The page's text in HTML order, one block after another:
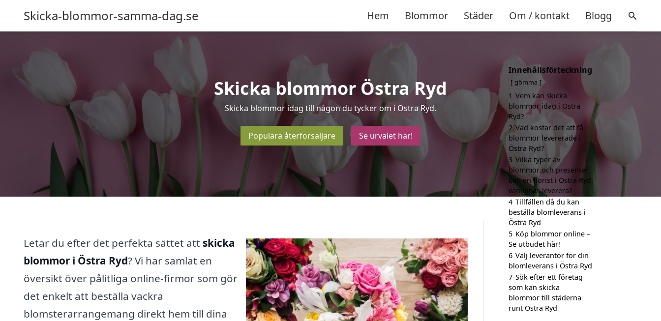
Skicka-blommor-samma-dag.se Hem Blommor Städer Om / kontakt Blogg
Skicka blommor Östra Ryd
Skicka blommor idag till någon du tycker om i Östra Ryd.
Populära återförsäljare Se urvalet här!
Letar du efter det perfekta sättet att skicka
blommor i Östra Ryd? Vi har samlat en
översikt över pålitliga online-firmor som gör
det enkelt att beställa vackra
blomsterarrangemang direkt hem till dina
Innehållsförteckning
gömma
1 Vem kan skicka
blommor idag i Östra
Ryd?
2 Vad kostar det att få
blommor levererade i
Östra Ryd?
3 Vilka typer av
blommor och presenter
kan en florist i Östra Ryd
vanligtvis leverera?
4 Tillfällen då du kan
beställa blomleverans i
Östra Ryd
5 Köp blommor online –
Se utbudet här!
6 Välj leverantör för din
blomleverans i Östra Ryd
7 Sök efter ett företag
som kan skicka
blommor till städerna
runt Östra Ryd